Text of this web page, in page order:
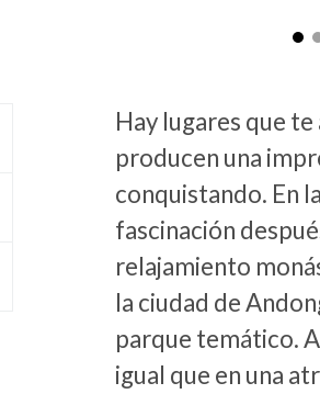
Hay lugares que
producen una
conquistando. En
fascinación
relajamiento
la ciudad de
parque temático.
igual que en una